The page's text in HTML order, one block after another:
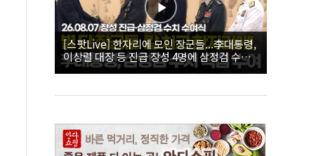
[스팟Live] 한자리에 모인 장군들...李대통령,
이상렬 대장 등 진급 장성 4명에 삼정검 수치
직접 수여｜26.08.07 장성 진급·삼정검 수치